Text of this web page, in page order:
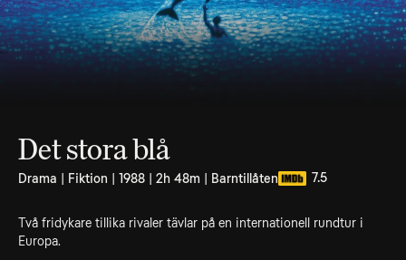
Det stora blå
Drama | Fiktion | 1988 | 2h 48m | Barntillåten 7.5
Två fridykare tillika rivaler tävlar på en internationell rundtur i
Europa.